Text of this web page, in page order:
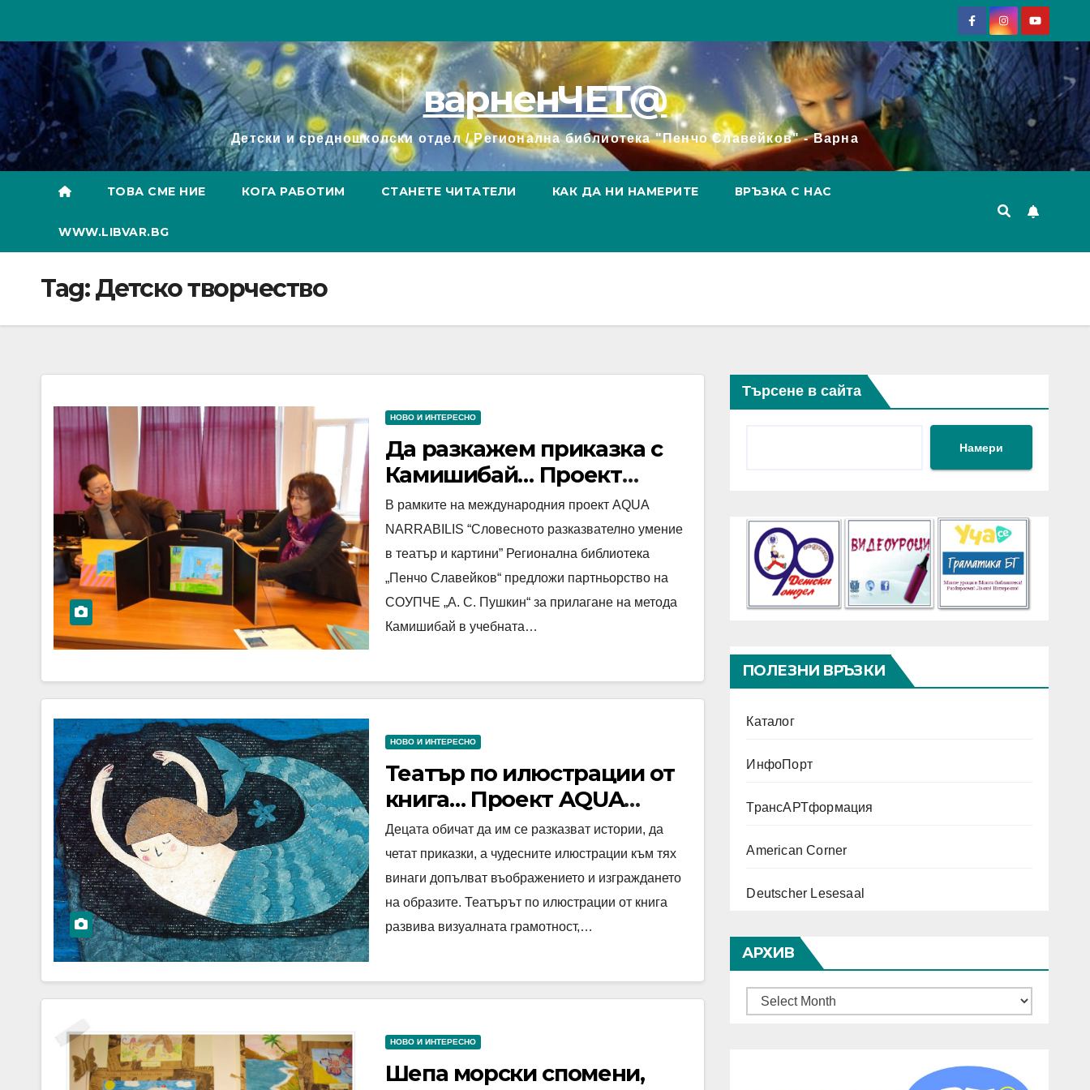
content
варненЧЕТ@
Детски и средношколски отдел / Регионална библиотека "Пенчо Славейков" - Варна
ТОВА СМЕ НИЕ КОГА РАБОТИМ СТАНЕТЕ ЧИТАТЕЛИ КАК ДА НИ НАМЕРИТЕ ВРЪЗКА С НАС
WWW.LIBVAR.BG
Tag:Детско творчество
НОВО И ИНТЕРЕСНО
Да разкажем приказка с
Камишибай… Проект
AQUA NARRABILIS
“Словесното
разказвателно умение в
театър и картини”
В рамките на международния проект AQUA
NARRABILIS “Словесното разказвателно умение
в театър и картини” Регионална библиотека
„Пенчо Славейков“ предложи партньорство на
СОУПЧЕ „А. С. Пушкин“ за прилагане на метода
Камишибай в учебната…
НОВО И ИНТЕРЕСНО
Театър по илюстрации от
книга… Проект AQUA
NARRABILIS “Словесното
разказвателно умение в
театър и картини”
Децата обичат да им се разказват истории, да
четат приказки, а чудесните илюстрации към тях
винаги допълват въображението и изграждането
на образите. Театърът по илюстрации от книга
развива визуалната грамотност,…
НОВО И ИНТЕРЕСНО
Шепа морски спомени,
Търсене в сайта
Намери
ПОЛЕЗНИ ВРЪЗКИ
Каталог
ИнфоПорт
ТрансАРТформация
American Corner
Deutscher Lesesaal
АРХИВ
Archives